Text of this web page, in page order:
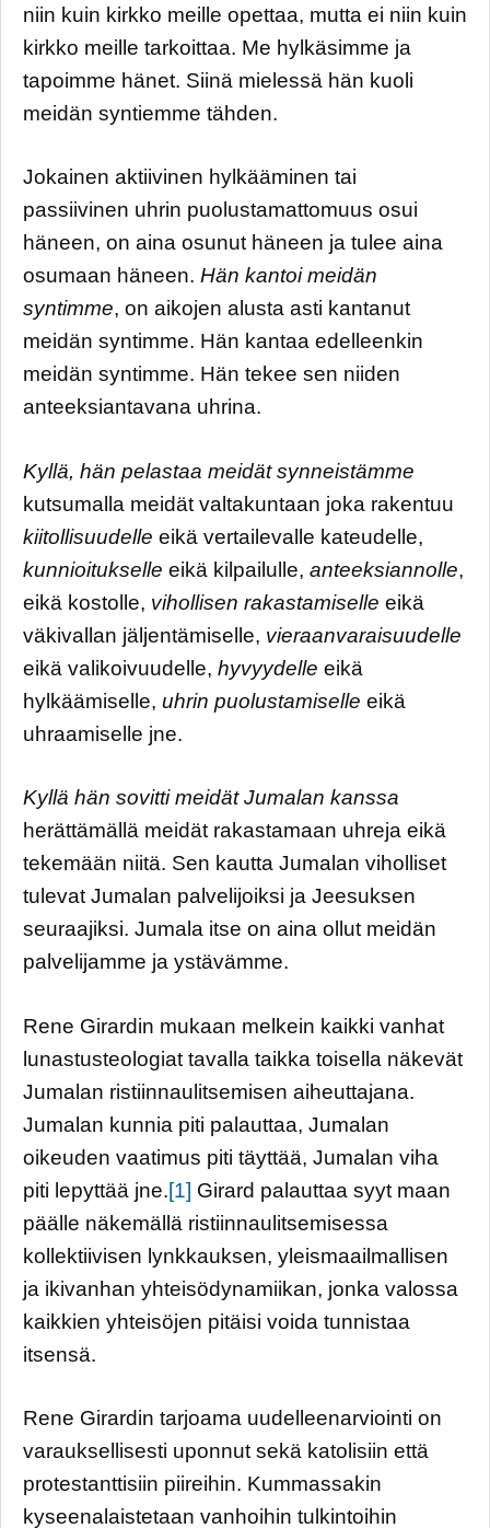
niin kuin kirkko meille opettaa, mutta ei niin kuin
kirkko meille tarkoittaa. Me hylkäsimme ja
tapoimme hänet. Siinä mielessä hän kuoli
meidän syntiemme tähden.
Jokainen aktiivinen hylkääminen tai
passiivinen uhrin puolustamattomuus osui
häneen, on aina osunut häneen ja tulee aina
osumaan häneen. Hän kantoi meidän
syntimme, on aikojen alusta asti kantanut
meidän syntimme. Hän kantaa edelleenkin
meidän syntimme. Hän tekee sen niiden
anteeksiantavana uhrina.
Kyllä, hän pelastaa meidät synneistämme
kutsumalla meidät valtakuntaan joka rakentuu
kiitollisuudelle eikä vertailevalle kateudelle,
kunnioitukselle eikä kilpailulle, anteeksiannolle,
eikä kostolle, vihollisen rakastamiselle eikä
väkivallan jäljentämiselle, vieraanvaraisuudelle
eikä valikoivuudelle, hyvyydelle eikä
hylkäämiselle, uhrin puolustamiselle eikä
uhraamiselle jne.
Kyllä hän sovitti meidät Jumalan kanssa
herättämällä meidät rakastamaan uhreja eikä
tekemään niitä. Sen kautta Jumalan viholliset
tulevat Jumalan palvelijoiksi ja Jeesuksen
seuraajiksi. Jumala itse on aina ollut meidän
palvelijamme ja ystävämme.
Rene Girardin mukaan melkein kaikki vanhat
lunastusteologiat tavalla taikka toisella näkevät
Jumalan ristiinnaulitsemisen aiheuttajana.
Jumalan kunnia piti palauttaa, Jumalan
oikeuden vaatimus piti täyttää, Jumalan viha
piti lepyttää jne.[1] Girard palauttaa syyt maan
päälle näkemällä ristiinnaulitsemisessa
kollektiivisen lynkkauksen, yleismaailmallisen
ja ikivanhan yhteisödynamiikan, jonka valossa
kaikkien yhteisöjen pitäisi voida tunnistaa
itsensä.
Rene Girardin tarjoama uudelleenarviointi on
varauksellisesti uponnut sekä katolisiin että
protestanttisiin piireihin. Kummassakin
kyseenalaistetaan vanhoihin tulkintoihin